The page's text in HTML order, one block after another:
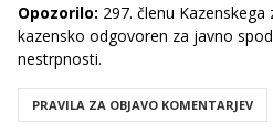
Opozorilo: 297. členu
kazensko odgovoren za javno
nestrpnosti.
PRAVILA ZA OBJAVO KOMENTARJEV